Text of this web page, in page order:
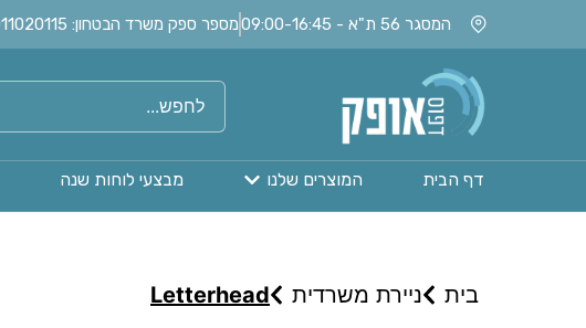
המסגר 56 ת"א - 09:00-16:45 מספר ספק משרד הבטחון: 0011020115
דף הבית המוצרים שלנו מבצעי לוחות שנה
בית ניירת משרדית Letterhead